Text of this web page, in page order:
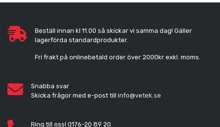
Beställ innan kl 11.00 så skickar vi samma dag! Gäller
lagerförda standardprodukter.
Fri frakt på onlinebetald order över 2000kr exkl. moms.
Snabba svar
Skicka frågor med e-post till info@vetek.se
Ring till oss! 0176-20 89 20